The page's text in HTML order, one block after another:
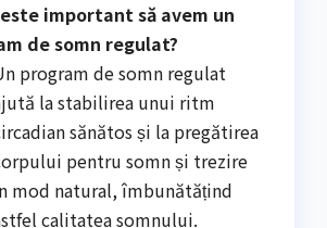
este important să avem un
de somn regulat?
program de somn regulat
la stabilirea unui ritm
sănătos și la pregătirea
pentru somn și trezire
mod natural, îmbunătățind
calitatea somnului.